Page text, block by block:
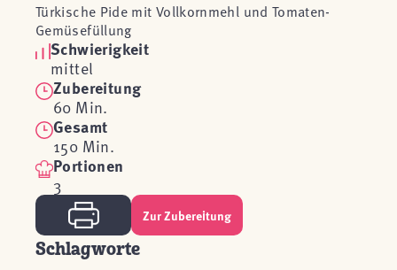
Türkische Pide mit Vollkornmehl und Tomaten-
Gemüsefüllung
Schwierigkeit
mittel
Zubereitung
60 Min.
Gesamt
150 Min.
Portionen
3
Zur Zubereitung
Schlagworte